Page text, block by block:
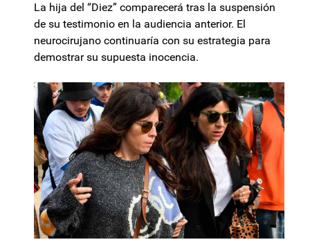
La hija del “Diez” comparecerá tras la suspensión
de su testimonio en la audiencia anterior. El
neurocirujano continuaría con su estrategia para
demostrar su supuesta inocencia.